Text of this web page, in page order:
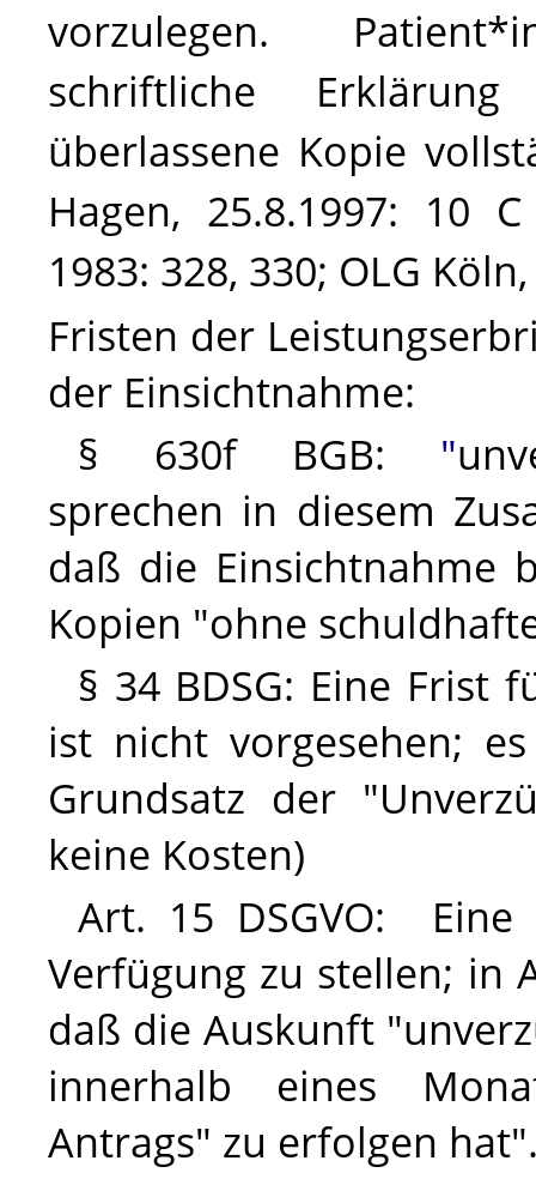
vorzulegen.
schriftliche
überlassene Kopie
Hagen, 25.8.1997: 10
1983: 328, 330; OLG
Fristen der
der Einsichtnahme:
§ 630f BGB: "
sprechen in diesem
daß die Einsichtnahme
Kopien "ohne
§ 34 BDSG: Eine Frist
ist nicht vorgesehen;
Grundsatz der
keine Kosten)
Art. 15 DSGVO: Eine
Verfügung zu stellen; in
daß die Auskunft
innerhalb eines
Antrags" zu erfolgen